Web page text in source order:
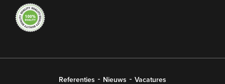
Referenties Nieuws Vacatures